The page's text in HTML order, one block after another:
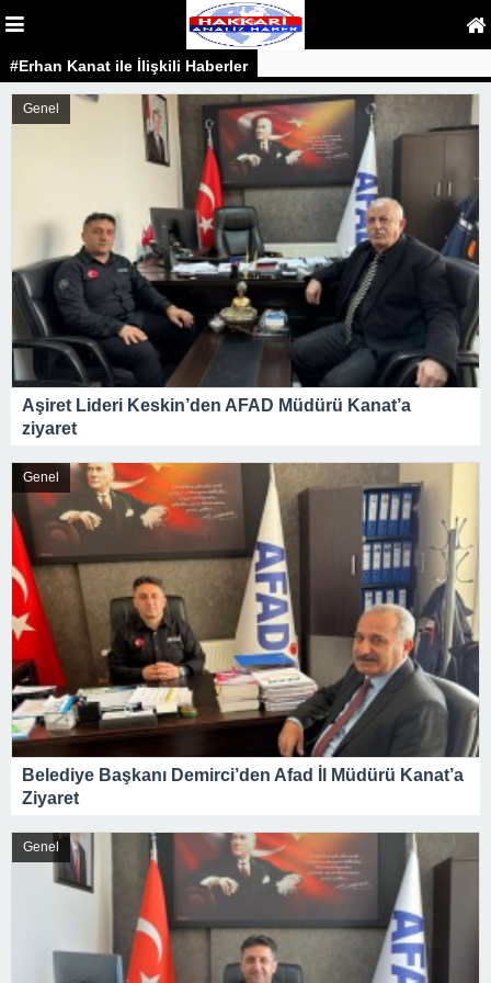
#Erhan Kanat ile İlişkili Haberler
Genel
Aşiret Lideri Keskin’den AFAD Müdürü Kanat’a
ziyaret
Genel
Belediye Başkanı Demirci’den Afad İl Müdürü Kanat’a
Ziyaret
Genel